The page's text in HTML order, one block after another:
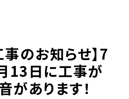
事のお知らせ】7
13日に工事が
があります！